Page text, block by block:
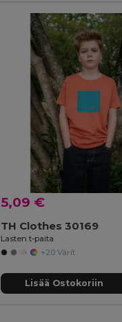
5,09 €
TH Clothes 30169
Lasten t-paita
+20 Värit
Lisää Ostokoriin